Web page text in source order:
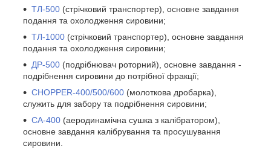
ТЛ-500 (стрічковий транспортер), основне завдання
подання та охолодження сировини;
ТЛ-1000 (стрічковий транспортер), основне завдання
подання та охолодження сировини;
ДР-500 (подрібнювач роторний), основне завдання -
подрібнення сировини до потрібної фракції;
CHOPPER-400/500/600 (молоткова дробарка),
служить для забору та подрібнення сировини;
СА-400 (аеродинамічна сушка з калібратором),
основне завдання калібрування та просушування
сировини.